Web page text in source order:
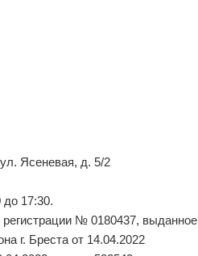
Ясеневая, д. 5/2
17:30.
регистрации № 0180437, выданное
г. Бреста от 14.04.2022